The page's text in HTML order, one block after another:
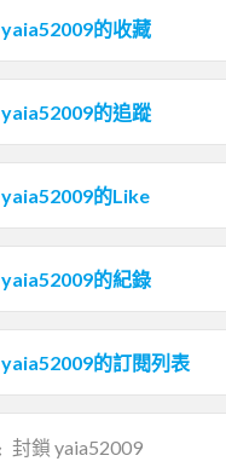
yaia52009的收藏
yaia52009的追蹤
yaia52009的Like
yaia52009的紀錄
yaia52009的訂閱列表
封鎖 yaia52009